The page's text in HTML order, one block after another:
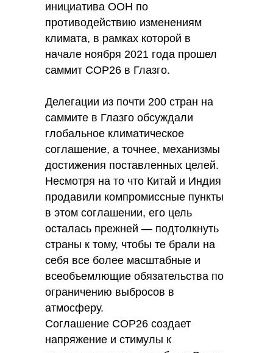
инициатива ООН по
противодействию изменениям
климата, в рамках которой в
начале ноября 2021 года прошел
саммит CОР26 в Глазго.
Делегации из почти 200 стран на
саммите в Глазго обсуждали
глобальное климатическое
соглашение, а точнее, механизмы
достижения поставленных целей.
Несмотря на то что Китай и Индия
продавили компромиссные пункты
в этом соглашении, его цель
осталась прежней — подтолкнуть
страны к тому, чтобы те брали на
себя все более масштабные и
всеобъемлющие обязательства по
ограничению выбросов в
атмосферу.
Соглашение СОР26 создает
напряжение и стимулы к